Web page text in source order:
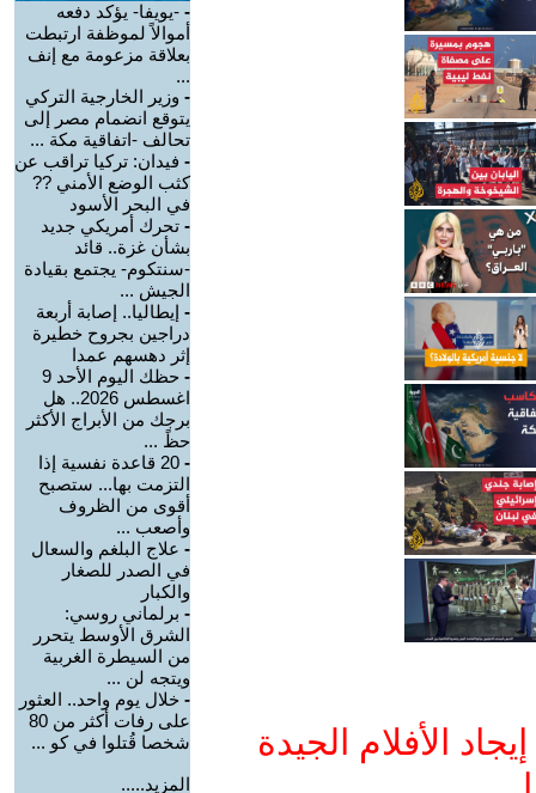
الأفلام الجيدة
- -يويفا- يؤكد دفعه
أموالاً لموظفة ارتبطت
بعلاقة مزعومة مع إنف
...
- وزير الخارجية التركي
يتوقع انضمام مصر إلى
تحالف -اتفاقية مكة ...
- فيدان: تركيا تراقب عن
كثب الوضع الأمني ??
في البحر الأسود
- تحرك أمريكي جديد
بشأن غزة.. قائد
-سنتكوم- يجتمع بقيادة
الجيش ...
- إيطاليا.. إصابة أربعة
دراجين بجروح خطيرة
إثر دهسهم عمدا
-
حظك اليوم الأحد 9
اغسطس 2026.. هل
برجك من الأبراج الأكثر
حظً ...
-
20 قاعدة نفسية إذا
التزمت بها... ستصبح
أقوى من الظروف
وأصعب ...
- علاج البلغم والسعال
في الصدر للصغار
والكبار
- برلماني روسي:
الشرق الأوسط يتحرر
من السيطرة الغربية
ويتجه لن ...
- خلال يوم واحد.. العثور
على رفات أكثر من 80
شخصا قُتلوا في كو ...
المزيد.....